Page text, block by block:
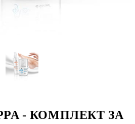
- КОМПЛЕКТ ЗА